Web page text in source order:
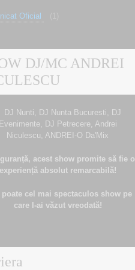
Oficial
DJ/MC ANDREI
acest show promite să fie o
absolut remarcabilă!
poate cel mai spectaculos show pe
care l-ai văzut vreodată!